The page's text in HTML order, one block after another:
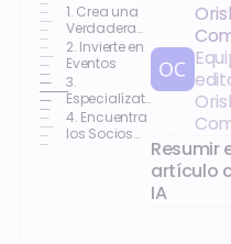
1. Crea una
Verdadera
Experiencia
en Tu Tienda
de Running
2. Invierte en
Eventos
3.
Especialízate
en Marcas
4. Encuentra
los Socios
Resumir
artículo
IA